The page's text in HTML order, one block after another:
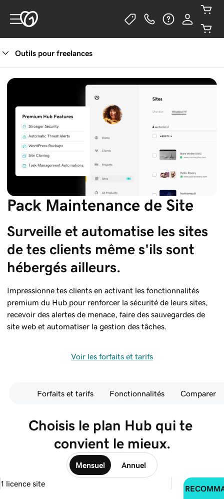
Outils pour freelances
Pack Maintenance de Site
Surveille et automatise les sites
de tes clients même s'ils sont
hébergés ailleurs.
Impressionne tes clients en activant les fonctionnalités
premium du Hub pour renforcer la sécurité de leurs sites,
recevoir des alertes de menace, faire des sauvegardes de
site web et automatiser la gestion des tâches.
Voir les forfaits et tarifs
Forfaits et tarifs Fonctionnalités Comparer
Choisis le plan Hub qui te
convient le mieux.
Mensuel Annuel
1 licence site